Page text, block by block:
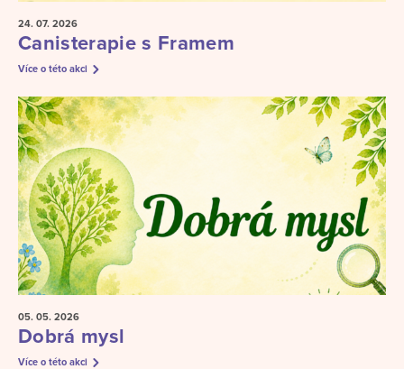
24. 07. 2026
Canisterapie s Framem
Více o této akci
05. 05. 2026
Dobrá mysl
Více o této akci